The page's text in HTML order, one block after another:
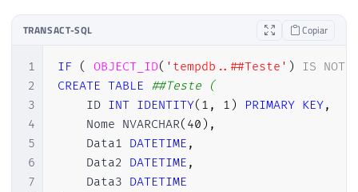
TRANSACT-SQL Copiar
1
2
3
4
5
6
7
IF ( OBJECT_ID( 'tempdb..##Teste' ) IS NOT
CREATE TABLE ##Teste (
    ID
INT IDENTITY( 1 , 1 ) PRIMARY KEY,
    Nome NVARCHAR
( 40 ) ,
    Data1
DATETIME ,
    Data2
DATETIME ,
    Data3
DATETIME